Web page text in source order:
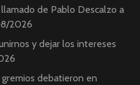
de Pablo Descalzo a
2026
y dejar los intereses
debatieron en